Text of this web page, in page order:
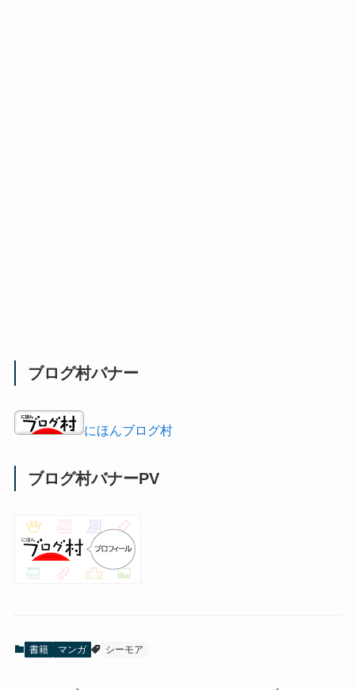
ブログ村バナー
にほんブログ村
ブログ村バナーPV
書籍 マンガ シーモア